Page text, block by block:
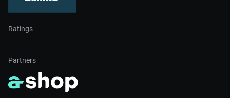
Ratings
Partners